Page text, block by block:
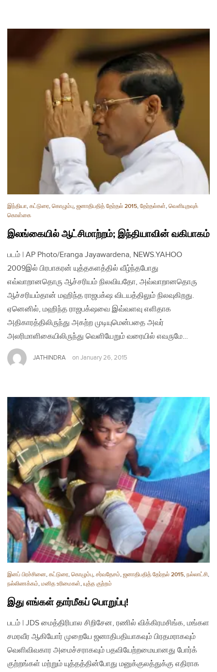
இந்தியா, கட்டுரை, கொழும்பு, ஜனாதிபதித் தேர்தல் 2015, தேர்தல்கள், வௌியுறவுக்
கொள்கை
இலங்கையில் ஆட்சிமாற்றம்; இந்தியாவின் வகிபாகம்
படம் | AP Photo/Eranga Jayawardena, NEWS.YAHOO
2009இல் பிரபாகரன் யுத்தகளத்தில் வீழ்ந்தபோது
எவ்வாறானதொரு ஆச்சரியம் நிலவியதோ, அவ்வாறானதொரு
ஆச்சரியம்தான் மஹிந்த ராஜபக்‌ஷ விடயத்திலும் நிலவுகிறது.
ஏனெனில், மஹிந்த ராஜபக்‌ஷவை இவ்வளவு எளிதாக
அதிகாரத்திலிருந்து அகற்ற முடியுமென்பதை அவர்
அலரிமாளிகையிலிருந்து வெளியேறும் வரையில் எவருமே…
JATHINDRA on January 26, 2015
இனப் பிரச்சினை, கட்டுரை, கொழும்பு, சர்வதேசம், ஜனாதிபதித் தேர்தல் 2015, நல்லாட்சி,
நல்லிணக்கம், மனித உரிமைகள், யுத்த குற்றம்
இது எங்கள் தார்மீகப் பொறுப்பு!
படம் | JDS மைத்திரிபால சிறிசேன, ரணில் விக்கிரமசிங்க, மங்கள
சமரவீர ஆகியோர் முறையே ஜனாதிபதியாகவும் பிரதமராகவும்
வெளிவிவகார அமைச்சராகவும் பதவியேற்றமையானது போர்க்
குற்றங்கள் மற்றும் யுத்தத்தின்போது மனுக்குலத்துக்கு எதிராக